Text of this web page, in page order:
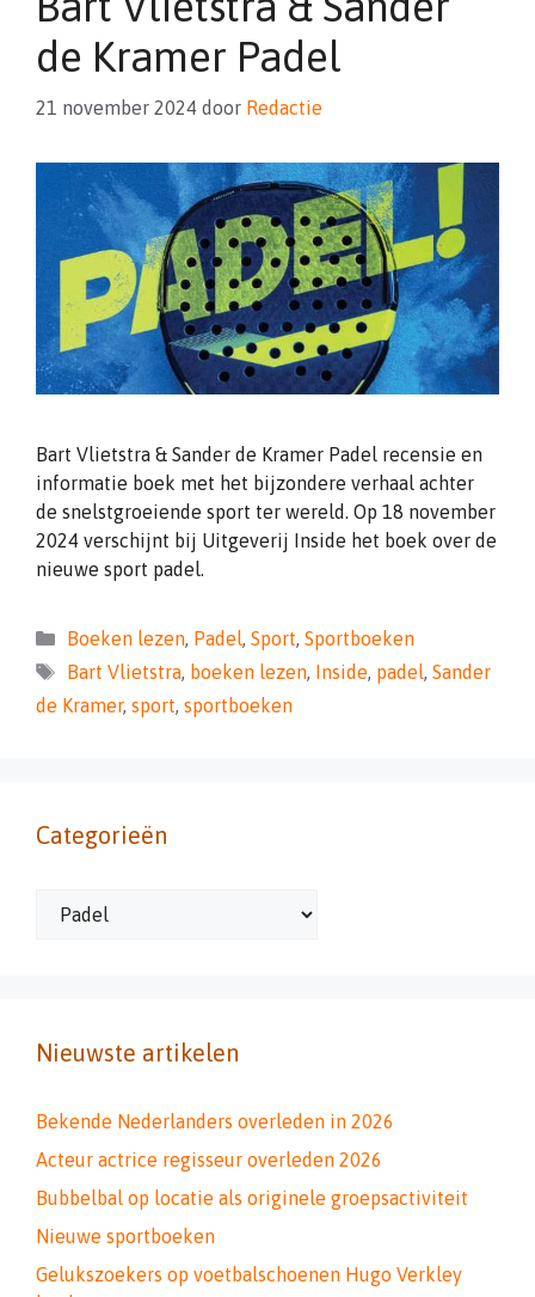
de Kramer Padel
21 november 2024 door Redactie
Bart Vlietstra & Sander de Kramer Padel recensie en
informatie boek met het bijzondere verhaal achter
de snelstgroeiende sport ter wereld. Op 18 november
2024 verschijnt bij Uitgeverij Inside het boek over de
nieuwe sport padel.
Categorieën
Boeken lezen, Padel, Sport, Sportboeken
Tags
Bart Vlietstra, boeken lezen, Inside, padel, Sander
de Kramer, sport, sportboeken
Categorieën
Categorieën
Nieuwste artikelen
Bekende Nederlanders overleden in 2026
Acteur actrice regisseur overleden 2026
Bubbelbal op locatie als originele groepsactiviteit
Nieuwe sportboeken
Gelukszoekers op voetbalschoenen Hugo Verkley